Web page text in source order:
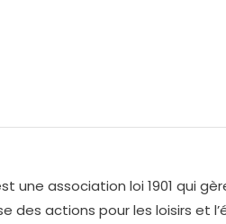
une association loi 1901 qui
des actions pour les loisirs et